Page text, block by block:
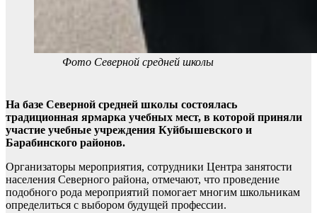
Фото Северной средней школы
На базе Северной средней школы состоялась
традиционная ярмарка учебных мест, в которой приняли
участие учебные учреждения Куйбышевского и
Барабинского районов.
Организаторы мероприятия, сотрудники Центра занятости
населения Северного района, отмечают, что проведение
подобного рода мероприятий помогает многим школьникам
определиться с выбором будущей профессии.